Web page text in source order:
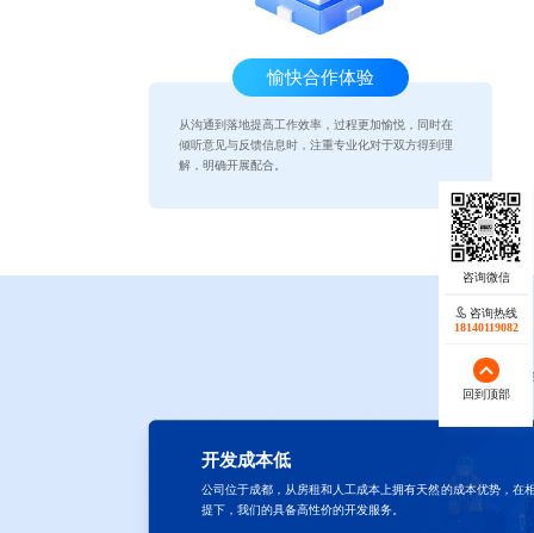
愉快合作体验
从沟通到落地提高工作效率，过程更加愉悦，同时在
倾听意见与反馈信息时，注重专业化对于双方得到理
解，明确开展配合。
协同科技具备开
开发成本低
公司位于成都，从房租和人工成本上拥有天然的成本优势，在
提下，我们的具备高性价的开发服务。
咨询热线
18140119082
回到顶部